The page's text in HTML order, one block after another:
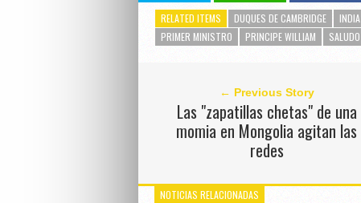
RELATED ITEMS DUQUES DE CAMBRIDGE INDIA
PRIMER MINISTRO
PRINCIPE WILLIAM SALUDO
← Previous Story
Las "zapatillas chetas" de una
momia en Mongolia agitan las
redes
NOTICIAS RELACIONADAS